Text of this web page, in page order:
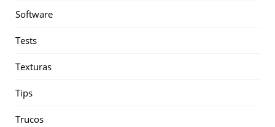
Software
Tests
Texturas
Tips
Trucos